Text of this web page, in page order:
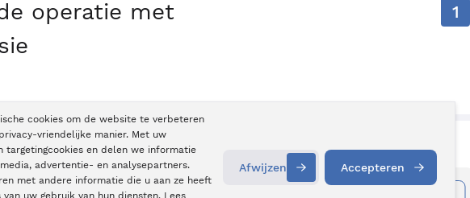
cookies om de website te verbeteren
vriendelijke manier. Met uw
targetingcookies en delen we informatie
advertentie- en analysepartners.
met andere informatie die u aan ze heeft
Afwijzen Accepteren
operatie met
1